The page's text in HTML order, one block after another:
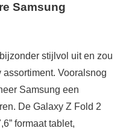
Samsung
stijlvol uit en zou
Vooralsnog
Samsung een
De Galaxy Z Fold 2
formaat tablet,